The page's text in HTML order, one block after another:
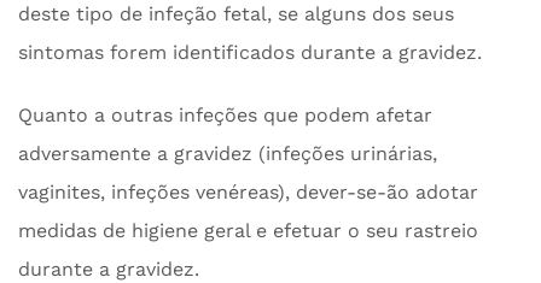
deste tipo de infeção fetal, se alguns dos seus
sintomas forem identificados durante a gravidez.
Quanto a outras infeções que podem afetar
adversamente a gravidez (infeções urinárias,
vaginites, infeções venéreas), dever-se-ão adotar
medidas de higiene geral e efetuar o seu rastreio
durante a gravidez.